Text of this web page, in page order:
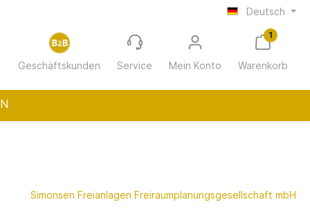
Deutsch
Geschäftskunden Service Mein Konto
1
Warenkorb
Wohnungswirtschaft
Simonsen Freianlagen Freiraumplanungsgesellschaft mbH